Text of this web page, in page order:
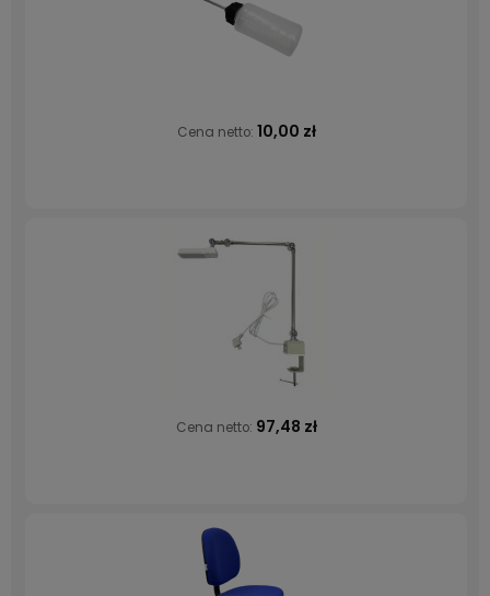
Cena netto: 10,00 zł
Cena netto: 97,48 zł